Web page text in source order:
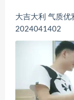
大吉大利 气质优
2024041402